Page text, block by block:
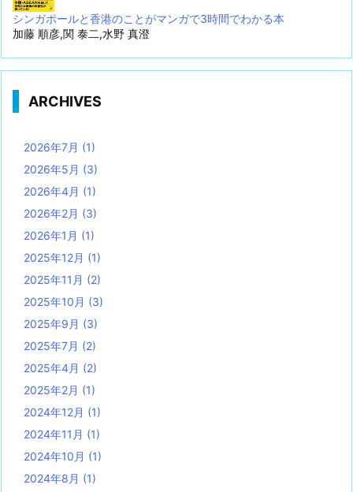
シンガポールと香港のことがマンガで3時間でわかる本
加藤 順彦,関 泰二,水野 真澄
ARCHIVES
2026年7月 (1)
2026年5月 (3)
2026年4月 (1)
2026年2月 (3)
2026年1月 (1)
2025年12月 (1)
2025年11月 (2)
2025年10月 (3)
2025年9月 (3)
2025年7月 (2)
2025年4月 (2)
2025年2月 (1)
2024年12月 (1)
2024年11月 (1)
2024年10月 (1)
2024年8月 (1)